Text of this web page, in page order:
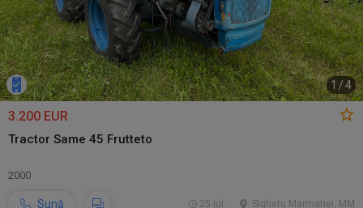
1/4
3.200 EUR
Tractor Same 45 Frutteto
2000
Sună Sighetu Marmatiei, MM
25 jul.